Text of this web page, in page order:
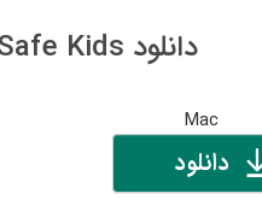
دانلود Kaspersky Safe Kids
Mac
دانلود